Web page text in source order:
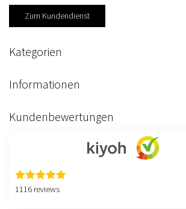
Zum Kundendienst
Kategorien
Informationen
Kundenbewertungen
1116 reviews